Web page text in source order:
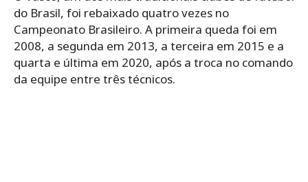
do Brasil, foi rebaixado quatro vezes no
Campeonato Brasileiro. A primeira queda foi em
2008, a segunda em 2013, a terceira em 2015 e a
quarta e última em 2020, após a troca no comando
da equipe entre três técnicos.